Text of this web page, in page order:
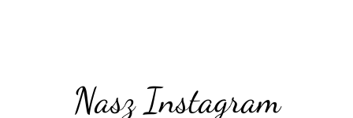
Nasz Instagram